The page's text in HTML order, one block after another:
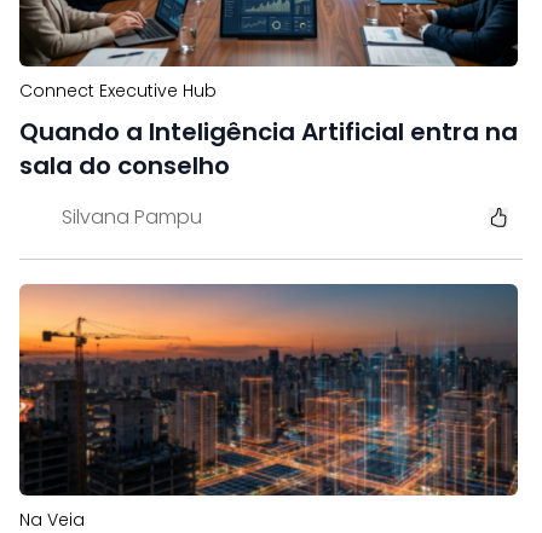
Connect Executive Hub
Quando a Inteligência Artificial entra na
sala do conselho
Silvana Pampu
Na Veia